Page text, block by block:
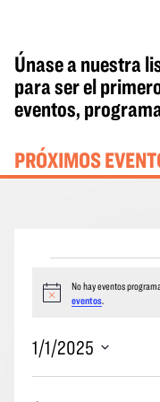
Únase a nuestra
para ser el
eventos,
PRÓXIMOS
del
de
enero
de
Aviso
No hay eventos
eventos.
1/1/2025